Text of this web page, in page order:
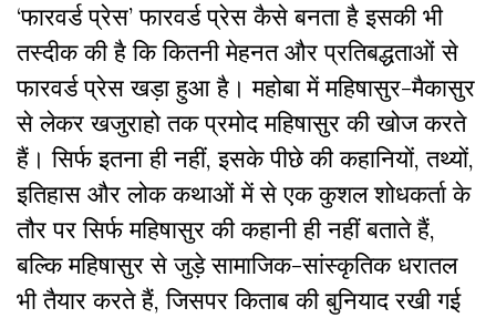
‘फारवर्ड प्रेस’ फारवर्ड प्रेस कैसे बनता है इसकी भी
तस्दीक की है कि कितनी मेहनत और प्रतिबद्धताओं से
फारवर्ड प्रेस खड़ा हुआ है। महोबा में महिषासुर-मैकासुर
से लेकर खजुराहो तक प्रमोद महिषासुर की खोज करते
हैं। सिर्फ इतना ही नहीं, इसके पीछे की कहानियों, तथ्यों,
इतिहास और लोक कथाओं में से एक कुशल शोधकर्ता के
तौर पर सिर्फ महिषासुर की कहानी ही नहीं बताते हैं,
बल्कि महिषासुर से जुड़े सामाजिक-सांस्कृतिक धरातल
भी तैयार करते हैं, जिसपर किताब की बुनियाद रखी गई